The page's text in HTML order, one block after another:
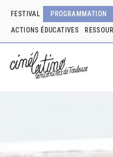
FESTIVAL PROGRAMMATION
ACTIONS ÉDUCATIVES